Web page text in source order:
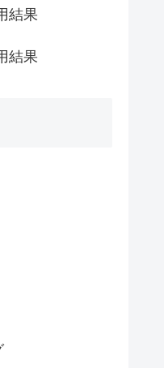
結果
結果